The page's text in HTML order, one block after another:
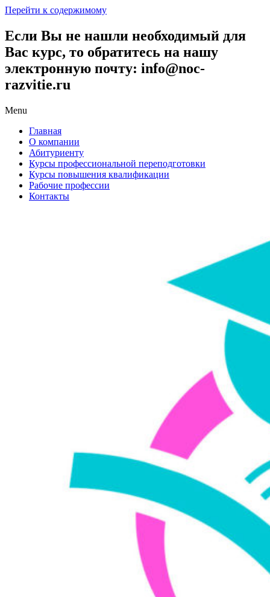
Перейти к содержимому
Если Вы не нашли необходимый для
Вас курс, то обратитесь на нашу
электронную почту: info@noc-
razvitie.ru
Menu
Главная
О компании
Абитуриенту
Курсы профессиональной переподготовки
Курсы повышения квалификации
Рабочие профессии
Контакты